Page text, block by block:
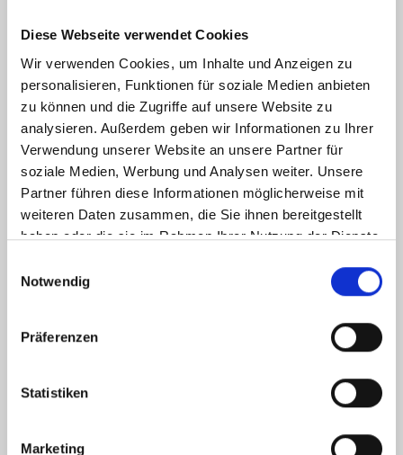
Diese Webseite verwendet Cookies
Wir verwenden Cookies, um Inhalte und Anzeigen zu
personalisieren, Funktionen für soziale Medien anbieten
zu können und die Zugriffe auf unsere Website zu
analysieren. Außerdem geben wir Informationen zu Ihrer
Verwendung unserer Website an unsere Partner für
soziale Medien, Werbung und Analysen weiter. Unsere
Partner führen diese Informationen möglicherweise mit
weiteren Daten zusammen, die Sie ihnen bereitgestellt
haben oder die sie im Rahmen Ihrer Nutzung der Dienste
Notwendig
Präferenzen
Statistiken
Marketing
Lassen Sie Kunden für uns sprechen
aus 296 Bewertungen
Sehr gutes Preis-Leistungs-Verhältnis
Für 165 Euro bekommt man hier wirklich was
geboten. Die Qualität rechtfertigt den Preis
absolut. Würde ich sofort wieder kaufen.